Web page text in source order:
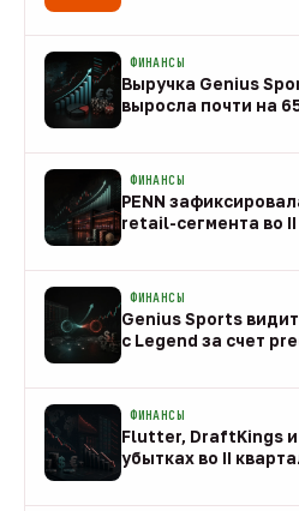
ФИНАНСЫ
Выручка Genius
выросла почти на
ФИНАНСЫ
PENN
retail-сегмента во II
ФИНАНСЫ
Genius Sports
с Legend за счет
ФИНАНСЫ
Flutter, DraftKings и
убытках во II